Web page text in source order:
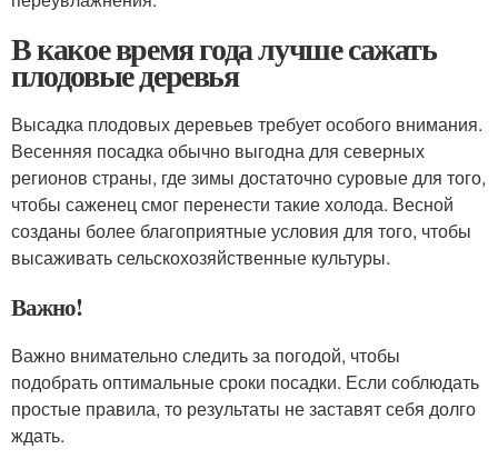
В какое время года лучше сажать
плодовые деревья
Высадка плодовых деревьев требует особого внимания.
Весенняя посадка обычно выгодна для северных
регионов страны, где зимы достаточно суровые для того,
чтобы саженец смог перенести такие холода. Весной
созданы более благоприятные условия для того, чтобы
высаживать сельскохозяйственные культуры.
Важно!
Важно внимательно следить за погодой, чтобы
подобрать оптимальные сроки посадки. Если соблюдать
простые правила, то результаты не заставят себя долго
ждать.